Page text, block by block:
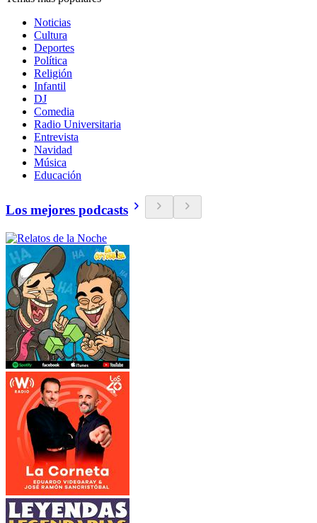
Noticias
Cultura
Deportes
Política
Religión
Infantil
DJ
Comedia
Radio Universitaria
Entrevista
Navidad
Música
Educación
Los mejores podcasts